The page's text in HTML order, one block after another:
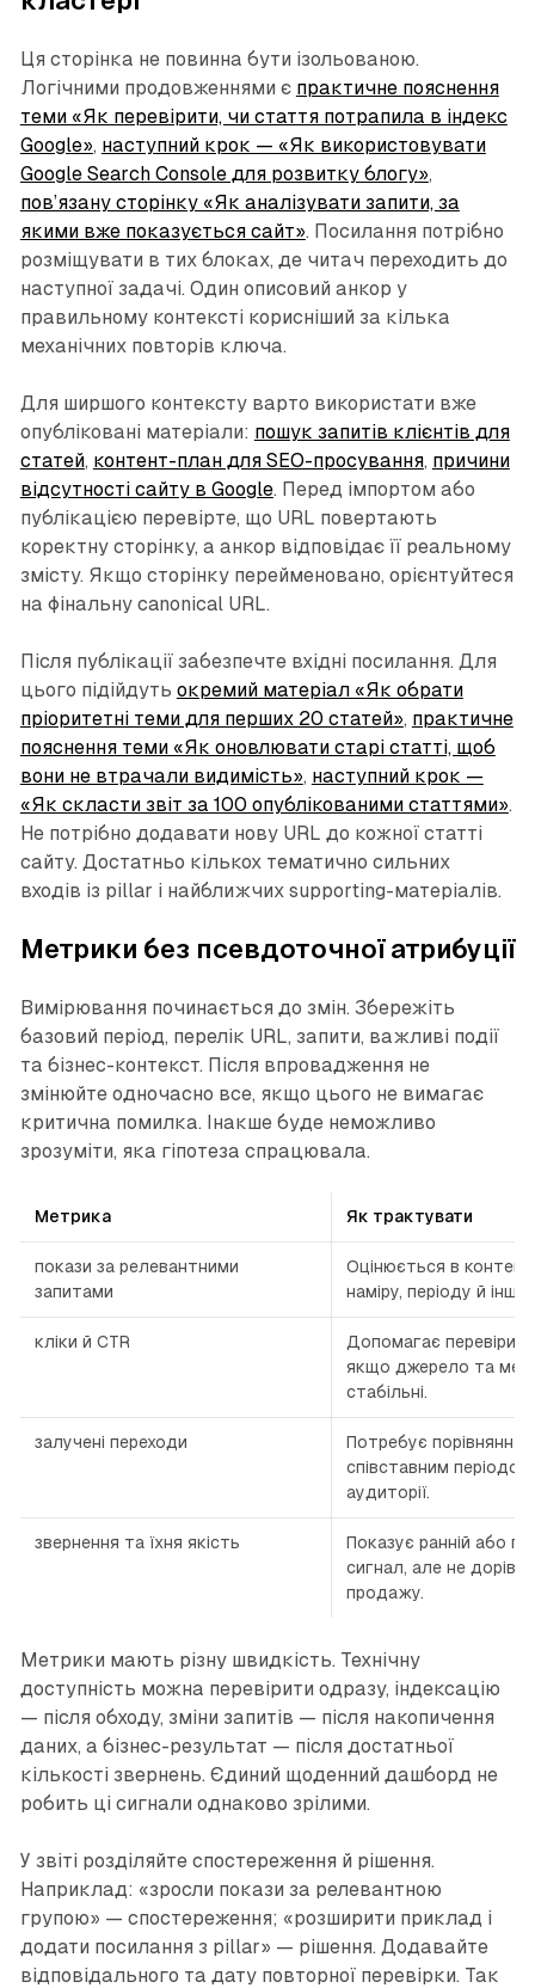
Ця сторінка не повинна бути ізольованою.
Логічними продовженнями є практичне пояснення
теми «Як перевірити, чи стаття потрапила в індекс
Google», наступний крок — «Як використовувати
Google Search Console для розвитку блогу»,
пов’язану сторінку «Як аналізувати запити, за
якими вже показується сайт». Посилання потрібно
розміщувати в тих блоках, де читач переходить до
наступної задачі. Один описовий анкор у
правильному контексті корисніший за кілька
механічних повторів ключа.
Для ширшого контексту варто використати вже
опубліковані матеріали: пошук запитів клієнтів для
статей, контент-план для SEO-просування, причини
відсутності сайту в Google. Перед імпортом або
публікацією перевірте, що URL повертають
коректну сторінку, а анкор відповідає її реальному
змісту. Якщо сторінку перейменовано, орієнтуйтеся
на фінальну canonical URL.
Після публікації забезпечте вхідні посилання. Для
цього підійдуть окремий матеріал «Як обрати
пріоритетні теми для перших 20 статей», практичне
пояснення теми «Як оновлювати старі статті, щоб
вони не втрачали видимість», наступний крок —
«Як скласти звіт за 100 опублікованими статтями».
Не потрібно додавати нову URL до кожної статті
сайту. Достатньо кількох тематично сильних
входів із pillar і найближчих supporting-матеріалів.
Метрики без псевдоточної атрибуції
Вимірювання починається до змін. Збережіть
базовий період, перелік URL, запити, важливі події
та бізнес-контекст. Після впровадження не
змінюйте одночасно все, якщо цього не вимагає
критична помилка. Інакше буде неможливо
зрозуміти, яка гіпотеза спрацювала.
Метрика Як трактувати
покази за релевантними
запитами
Оцінюється в
наміру, періоду й
кліки й CTR
Допомагає перевірити
якщо джерело та
стабільні.
залучені переходи
Потребує порівняння
співставним періодом
аудиторії.
звернення та їхня якість
Показує ранній або
сигнал, але не
продажу.
Метрики мають різну швидкість. Технічну
доступність можна перевірити одразу, індексацію
— після обходу, зміни запитів — після накопичення
даних, а бізнес-результат — після достатньої
кількості звернень. Єдиний щоденний дашборд не
робить ці сигнали однаково зрілими.
У звіті розділяйте спостереження й рішення.
Наприклад: «зросли покази за релевантною
групою» — спостереження; «розширити приклад і
додати посилання з pillar» — рішення. Додавайте
відповідального та дату повторної перевірки. Так